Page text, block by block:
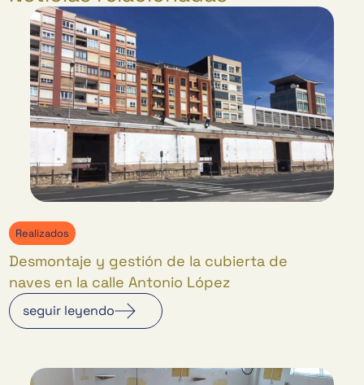
Realizados
Desmontaje y gestión de la cubierta de
naves en la calle Antonio López
seguir leyendo